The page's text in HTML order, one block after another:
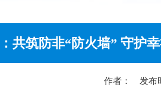
共筑防非“防火墙” 守护
作者： 发布